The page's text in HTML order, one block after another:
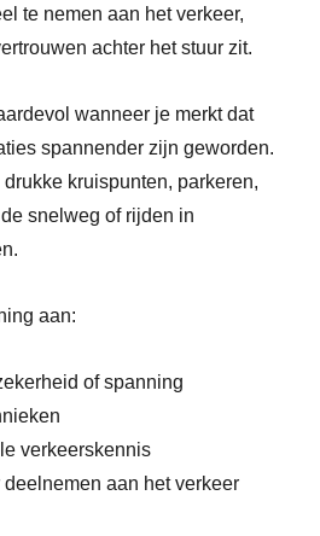
te nemen aan het verkeer,
achter het stuur zit.
wanneer je merkt dat
spannender zijn geworden.
kruispunten, parkeren,
snelweg of rijden in
aan:
of spanning
verkeerskennis
aan het verkeer